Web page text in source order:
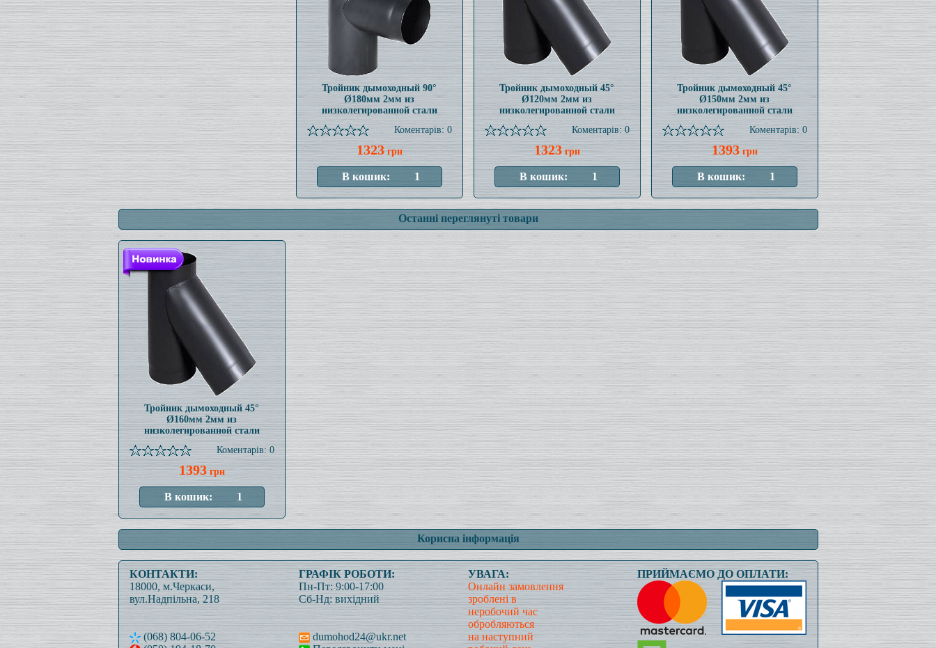
Тройник дымоходный 90°
Ø180мм 2мм из
низколегированной стали
Коментарів: 0
1323грн
Тройник дымоходный 45°
Ø120мм 2мм из
низколегированной стали
Коментарів: 0
1323грн
Тройник дымоходный 45°
Ø150мм 2мм из
низколегированной стали
Коментарів: 0
1393грн
Останні переглянуті товари
Тройник дымоходный 45°
Ø160мм 2мм из
низколегированной стали
Коментарів: 0
1393грн
Корисна інформація
КОНТАКТИ:
18000, м.Черкаси,
вул.Надпільна, 218
(068) 804-06-52
ГРАФІК РОБОТИ:
Пн-Пт: 9:00-17:00
Сб-Нд: вихідний
dumohod24@ukr.net
УВАГА:
Онлайн замовлення
зроблені в
неробочий час
обробляються
на наступний
ПРИЙМАЄМО ДО ОПЛАТИ: